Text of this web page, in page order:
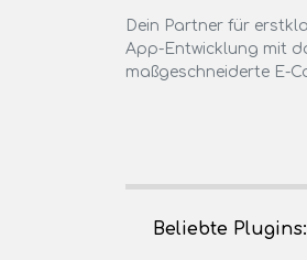
Dein Partner für
App-Entwicklung mit
maßgeschneiderte E-
Beliebte Plugins: